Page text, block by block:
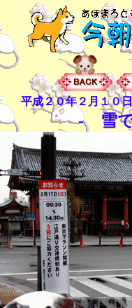
平成２０年２月１０日
- 雪